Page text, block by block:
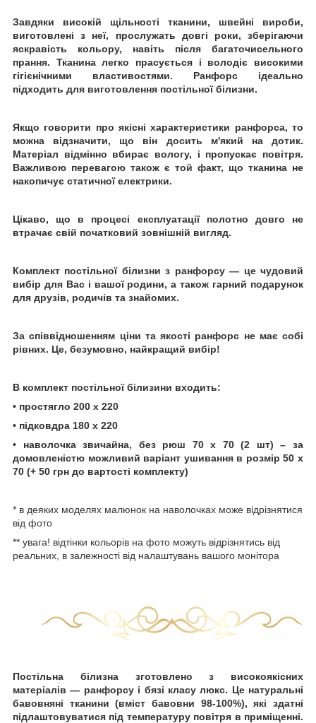
Завдяки високій щільності тканини, швейні вироби,
виготовлені з неї, прослужать довгі роки, зберігаючи
яскравість кольору, навіть після багаточисельного
прання. Тканина легко прасується і володіє високими
гігієнічними властивостями. Ранфорс ідеально
підходить для виготовлення постільної білизни.
Якщо говорити про якісні характеристики ранфорса, то
можна відзначити, що він досить м'який на дотик.
Матеріал відмінно вбирає вологу, і пропускає повітря.
Важливою перевагою також є той факт, що тканина не
накопичує статичної електрики.
Цікаво, що в процесі експлуатації полотно довго не
втрачає свій початковий зовнішній вигляд.
Комплект постільної білизни з ранфорсу ― це чудовий
вибір для Вас і вашої родини, а також гарний подарунок
для друзів, родичів та знайомих.
За співвідношенням ціни та якості ранфорс не має собі
рівних. Це, безумовно, найкращий вибір!
В комплект постільної білизини входить:
• простягло 200 х 220
• підковдра 180 х 220
• наволочка звичайна, без рюш 70 х 70 (2 шт) – за
домовленістю можливий варіант ушивання в розмір 50 х
70 (+ 50 грн до вартості комплекту)
* в деяких моделях малюнок на наволочках може відрізнятися
від фото
** увага! відтінки кольорів на фото можуть відрізнятись від
реальних, в залежності від налаштувань вашого монітора
Постільна білизна зготовлено
з високоякісних
матеріалів — ранфорсу і бязі класу люкс. Це натуральні
бавовняні тканини (вміст бавовни 98-100%), які здатні
підлаштовуватися під температуру повітря в приміщенні.